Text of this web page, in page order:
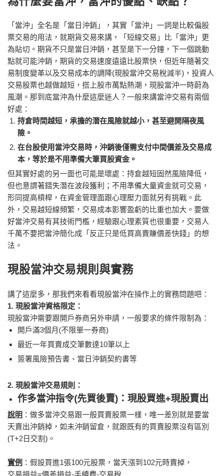
「當沖」全名是「當日沖銷」，其實「當沖」一詞是比較偏股
票交易的用法，就期貨交易來講，「短線交易」比「當沖」更
為貼切。 期貨不只是當日沖銷，甚至是下一分鐘，下一個跳動
點就可能沖銷，期貨的交易速度遠遠比股票快 ，但近年隨著交
易制度變革以及交易成本的調降(現股當沖交易稅減半)，投資人
交易股票也越做越短，搭上股市萬點熱潮，現股當沖一時蔚為
風潮。那到底當沖為什麼這麼迷人？一般來講當沖交易有兩個
好處 ：
持倉時間越短，承擔的潛在風險就越小，甚至避開隔夜風
險。
在台股使用當沖交易時，沖銷後僅需支付中間價差及交易成
本，等於是不用準備大筆買股資金。
但其實好處的另一面也可能是壞處：持倉越短固然風險降低，
但也意謂著錯失潛在波段獲利；不用準備大量資金就可交易，
形同提高槓桿，在資金管理面跟心理壓力面就另有挑戰。此
外，交易越短線頻繁，交易成本影響盈虧的比重也加大。要做
好當沖交易有其技術門檻，經驗跟心理素質也很重要，交易人
千萬不要把當沖簡化成「反正只是低買高賣賺價差快錢」的想
法。
現股當沖交易規則與實務
講了這麼多，那我們來看看現股當沖在操作上的實務問題吧：
1. 現股當沖資格限定：
現股當沖需要跟開戶券商另外申請，一般要求的條件限制為：
開戶滿3個月(不限單一券商)
最近一年買賣成交筆數達10筆以上
簽署風險預告書、當日沖銷契約書等
2. 現股當沖交易規則：
作多當沖指令(先買後賣)：現股買進+現股賣出
說明 ：做多當沖交易跟一般買賣股票一樣，唯一差別就是要當
天賣出沖銷掉，如未沖銷留倉，就跟既有的買賣股票沒有區別
(T+2日交割)。
實例 ：假設買進1張100元股票，當天漲到102元時賣掉，
交易損益=價差損益-手續費-交易稅